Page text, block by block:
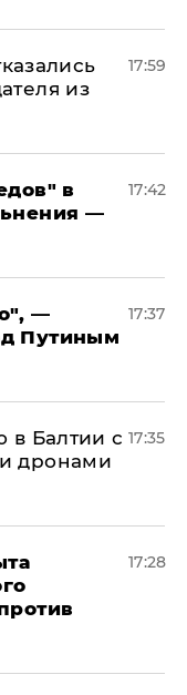
из
17:59
в
—
17:42
—
Путиным
17:37
в Балтии с
дронами
17:35
17:28